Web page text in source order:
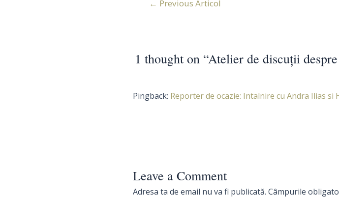
Navigare
← Previous Articol
1 thought on “Atelier de discuţii
Pingback: Reporter de ocazie: Intalnire cu Andra Ilias
Leave a Comment
Adresa ta de email nu va fi publicată. Câmpurile